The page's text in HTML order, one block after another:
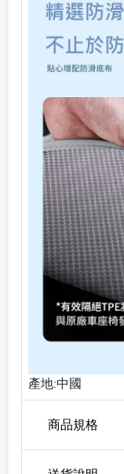
產地:中國
商品規格